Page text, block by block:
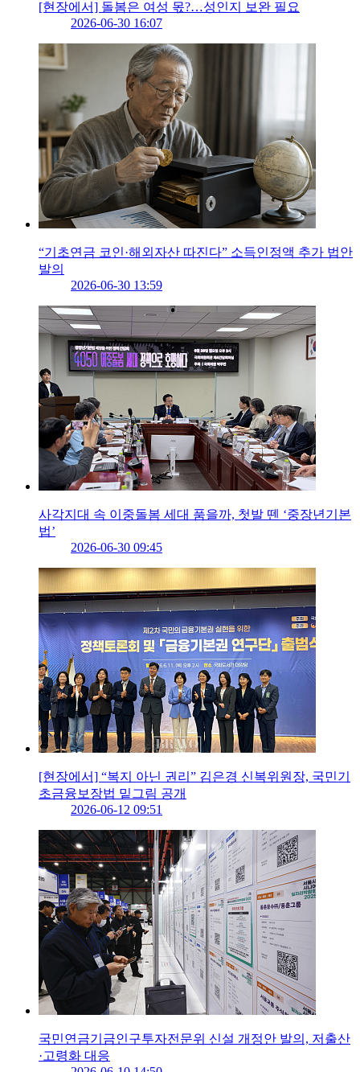
[현장에서] 돌봄은 여성 몫?…성인지 보완 필요
2026-06-30 16:07
“기초연금 코인·해외자산 따진다” 소득인정액 추가 법안
발의
2026-06-30 13:59
사각지대 속 이중돌봄 세대 품을까, 첫발 뗀 ‘중장년기본
법’
2026-06-30 09:45
[현장에서] “복지 아닌 권리” 김은경 신복위원장, 국민기
초금융보장법 밑그림 공개
2026-06-12 09:51
국민연금기금인구투자전문위 신설 개정안 발의, 저출산
·고령화 대응